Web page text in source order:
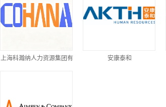
上海科瀚纳人力资源集团有 安康泰和